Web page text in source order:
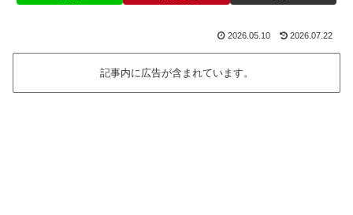
2026.05.10 2026.07.22
記事内に広告が含まれています。